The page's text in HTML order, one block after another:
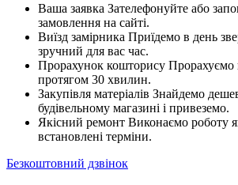
Ваша заявка Зателефонуйте або
замовлення на сайті.
Виїзд замірника Приїдемо в день
зручний для вас час.
Прорахунок кошторису Прорахуємо
протягом 30 хвилин.
Закупівля матеріалів Знайдемо
будівельному магазині і привеземо.
Якісний ремонт Виконаємо роботу
встановлені терміни.
Безкоштовний дзвінок